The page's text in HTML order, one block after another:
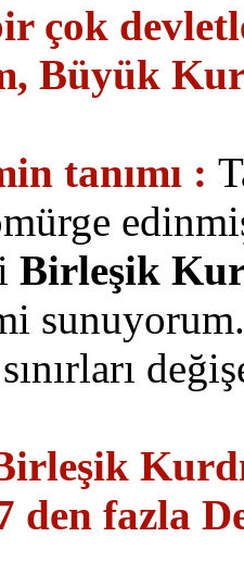
çok
Büyük
tanımı :
Birleşik
sınırları
den fazla